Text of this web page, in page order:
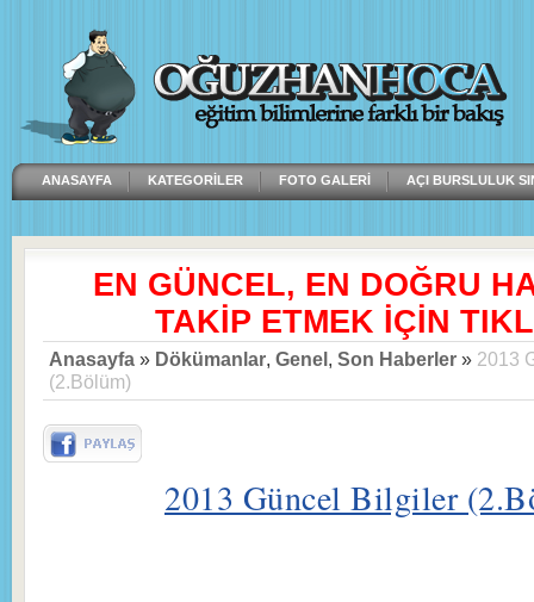
ANASAYFA KATEGORILER FOTO GALERI AÇI BURSLULUK
EN GÜNCEL, EN DOĞRU
TAKİP ETMEK İÇİN
Anasayfa » Dökümanlar, Genel, Son Haberler » 2013
(2.Bölüm)
2013 Güncel Bilgiler